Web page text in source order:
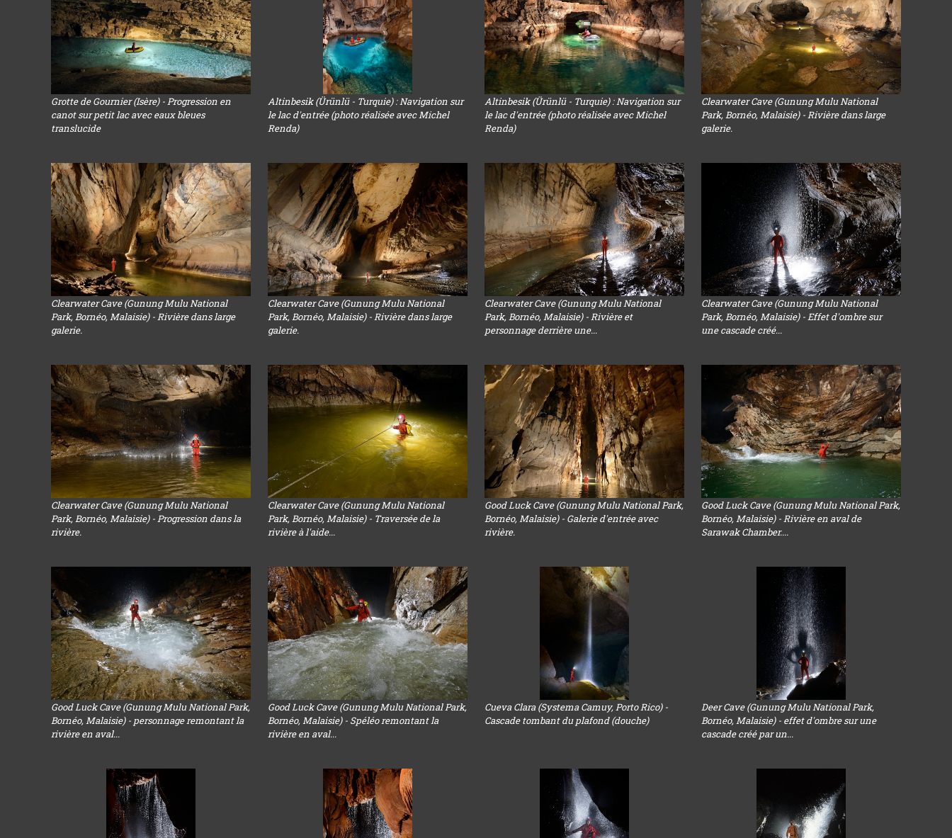
Grotte de Gournier (Isère) - Progression en
canot sur petit lac avec eaux bleues
translucide
Altinbesik (Ürünlü - Turquie) : Navigation sur
le lac d'entrée (photo réalisée avec Michel
Renda)
Altinbesik (Ürünlü - Turquie) : Navigation sur
le lac d'entrée (photo réalisée avec Michel
Renda)
Clearwater Cave (Gunung Mulu National
Park, Bornéo, Malaisie) - Rivière dans large
galerie.
Clearwater Cave (Gunung Mulu National
Park, Bornéo, Malaisie) - Rivière dans large
galerie.
Clearwater Cave (Gunung Mulu National
Park, Bornéo, Malaisie) - Rivière dans large
galerie.
Clearwater Cave (Gunung Mulu National
Park, Bornéo, Malaisie) - Rivière et
personnage derrière une...
Clearwater Cave (Gunung Mulu National
Park, Bornéo, Malaisie) - Effet d'ombre sur
une cascade créé...
Clearwater Cave (Gunung Mulu National
Park, Bornéo, Malaisie) - Progression dans la
rivière.
Clearwater Cave (Gunung Mulu National
Park, Bornéo, Malaisie) - Traversée de la
rivière à l'aide...
Good Luck Cave (Gunung Mulu National Park,
Bornéo, Malaisie) - Galerie d'entrée avec
rivière.
Good Luck Cave (Gunung Mulu National Park,
Bornéo, Malaisie) - Rivière en aval de
Sarawak Chamber....
Good Luck Cave (Gunung Mulu National Park,
Bornéo, Malaisie) - personnage remontant la
rivière en aval...
Good Luck Cave (Gunung Mulu National Park,
Bornéo, Malaisie) - Spéléo remontant la
rivière en aval...
Cueva Clara (Systema Camuy, Porto Rico) -
Cascade tombant du plafond (douche)
Deer Cave (Gunung Mulu National Park,
Bornéo, Malaisie) - effet d'ombre sur une
cascade créé par un...